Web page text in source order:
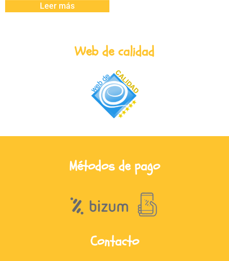
Leer más
Web de calidad
Métodos de pago
Contacto